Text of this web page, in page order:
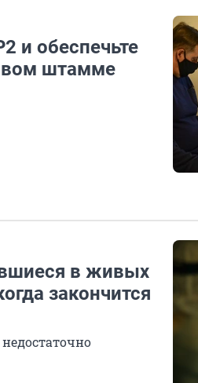
и обеспечьте
штамме
в живых
закончится